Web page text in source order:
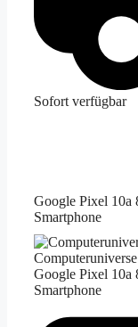
Sofort verfügbar
Google Pixel 10a
Smartphone
Google Pixel 10a
Smartphone